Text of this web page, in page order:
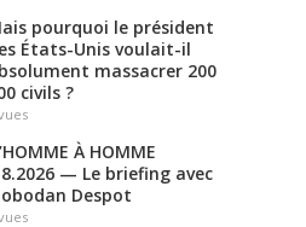
pourquoi le président
États-Unis voulait-il
massacrer 200
civils ?
À HOMME
— Le briefing avec
Despot